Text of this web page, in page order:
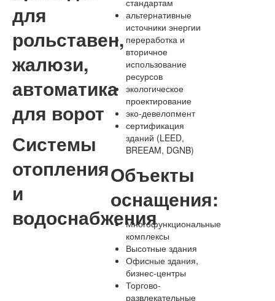
для
рольставен,
жалюзи,
автоматика
для ворот
Системы
отопления
и
водоснабжения
стандартам
альтернативные
источники энергии
переработка и
вторичное
использование
ресурсов
экологическое
проектирование
эко-девелопмент
сертификация
зданий (LEED,
BREEAM, DGNB)
Объекты
оснащения:
Многофункциональные
комплексы
Высотные здания
Офисные здания,
бизнес-центры
Торгово-
развлекательные